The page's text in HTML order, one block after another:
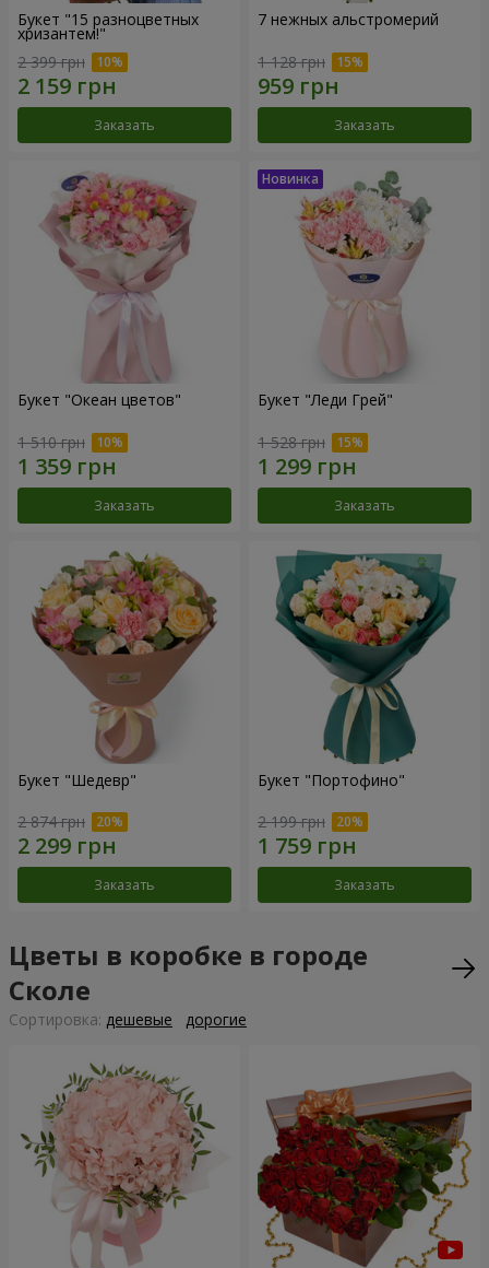
Букет "15 разноцветных
хризантем!"
2 399 грн
Заказать
7 нежных альстромерий
1 128 грн
Заказать
Букет "Океан цветов"
1 510 грн
Заказать
Букет "Леди Грей"
1 528 грн
Заказать
Букет "Шедевр"
2 874 грн
Заказать
Букет "Портофино"
2 199 грн
Заказать
Цветы в коробке в городе
Сколе
Cортировка: дешевые дорогие